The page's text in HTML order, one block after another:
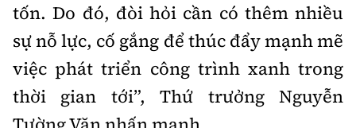
tốn. Do đó, đòi hỏi cần có thêm nhiều
sự nỗ lực, cố gắng để thúc đẩy mạnh mẽ
việc phát triển công trình xanh trong
thời gian tới”, Thứ trưởng Nguyễn